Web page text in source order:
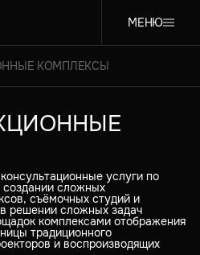
МЕНЮ
КОМПЛЕКСЫ
услуги по
создании сложных
съёмочных студий и
решении сложных задач
комплексами отображения
традиционного
и воспроизводящих